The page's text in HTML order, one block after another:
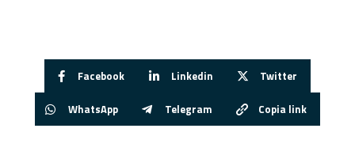
Facebook Linkedin Twitter
WhatsApp Telegram Copia link